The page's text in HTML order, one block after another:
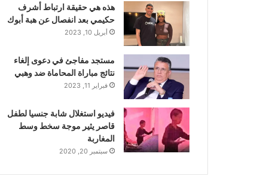
هذه هي حقيقة ارتباط أشرف
حكيمي بعد انفصال عن هبة أبوك
أبريل 10, 2023
مستجد مفاجئ في دعوى إلغاء
نتائج مباراة المحاماة ضد وهبي
فبراير 11, 2023
فيديو استغلال شابة جنسيا لطفل
قاصر يثير موجة سخط وسط
المغاربة
سبتمبر 20, 2020